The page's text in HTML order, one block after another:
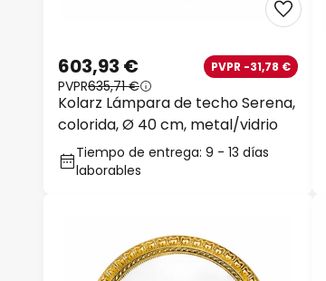
Kolarz Lámpara de techo Serena,
colorida, Ø 40 cm, metal/vidrio
603,93 € PVPR -31,78 €
PVPR635,71 €
Tiempo de entrega: 9 - 13 días
laborables